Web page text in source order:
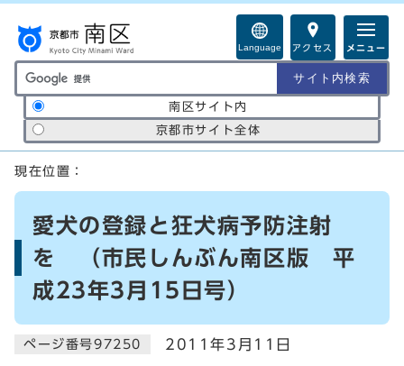
Language アクセス メニュー
サイト内検索の範囲
南区サイト内
京都市サイト全体
ここから本文です
現在位置：
愛犬の登録と狂犬病予防注射
を （市民しんぶん南区版 平
成23年3月15日号）
ページ番号97250 2011年3月11日